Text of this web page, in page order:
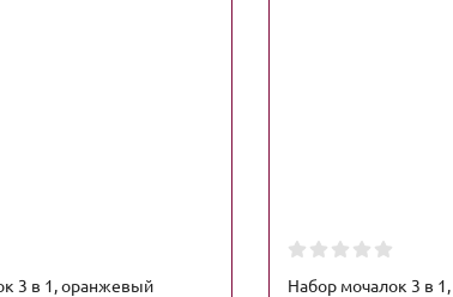
3 в 1, оранжевый Набор мочалок 3 в